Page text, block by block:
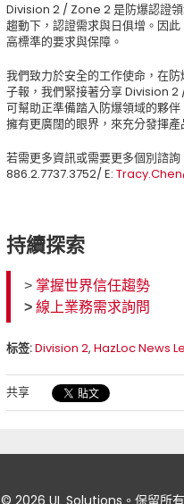
Division 2 / Zone 2 是防爆認證領
趨動下，認證需求與日俱增。因
高標準的要求與保障。
我們致力於安全的工作使命，在
子報，我們緊接著分享 Division
可幫助正準備踏入防爆領域的夥
擁有更廣闊的眼界，來充分發揮產
若需更多資訊或需要更多個別諮
886.2.7737.3752/ E:
持續探索
> 掌握世界信任趨勢
> 線上業務需求詢問
标签:Division 2, HazLoc News
共享
© 2026 UL Solutions。保留所有